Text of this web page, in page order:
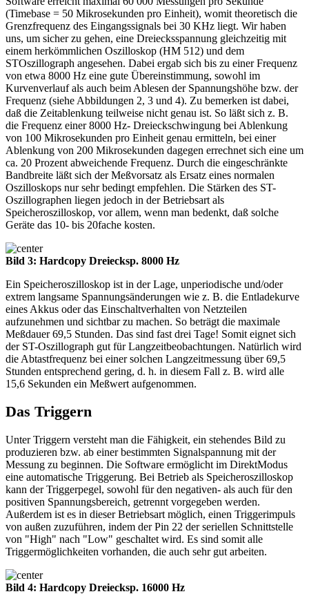
(Timebase = 50 Mikrosekunden pro Einheit), womit theoretisch die
Grenzfrequenz des Eingangssignals bei 30 KHz liegt. Wir haben
uns, um sicher zu gehen, eine Dreiecksspannung gleichzeitig mit
einem herkömmlichen Oszilloskop (HM 512) und dem
STOszillograph angesehen. Dabei ergab sich bis zu einer Frequenz
von etwa 8000 Hz eine gute Übereinstimmung, sowohl im
Kurvenverlauf als auch beim Ablesen der Spannungshöhe bzw. der
Frequenz (siehe Abbildungen 2, 3 und 4). Zu bemerken ist dabei,
daß die Zeitablenkung teilweise nicht genau ist. So läßt sich z. B.
die Frequenz einer 8000 Hz- Dreieckschwingung bei Ablenkung
von 100 Mikrosekunden pro Einheit genau ermitteln, bei einer
Ablenkung von 200 Mikrosekunden dagegen errechnet sich eine um
ca. 20 Prozent abweichende Frequenz. Durch die eingeschränkte
Bandbreite läßt sich der Meßvorsatz als Ersatz eines normalen
Oszilloskops nur sehr bedingt empfehlen. Die Stärken des ST-
Oszillographen liegen jedoch in der Betriebsart als
Speicheroszilloskop, vor allem, wenn man bedenkt, daß solche
Geräte das 10- bis 20fache kosten.
Bild 3: Hardcopy Dreiecksp. 8000 Hz
Ein Speicheroszilloskop ist in der Lage, unperiodische und/oder
extrem langsame Spannungsänderungen wie z. B. die Entladekurve
eines Akkus oder das Einschaltverhalten von Netzteilen
aufzunehmen und sichtbar zu machen. So beträgt die maximale
Meßdauer 69,5 Stunden. Das sind fast drei Tage! Somit eignet sich
der ST-Oszillograph gut für Langzeitbeobachtungen. Natürlich wird
die Abtastfrequenz bei einer solchen Langzeitmessung über 69,5
Stunden entsprechend gering, d. h. in diesem Fall z. B. wird alle
15,6 Sekunden ein Meßwert aufgenommen.
Das Triggern
Unter Triggern versteht man die Fähigkeit, ein stehendes Bild zu
produzieren bzw. ab einer bestimmten Signalspannung mit der
Messung zu beginnen. Die Software ermöglicht im DirektModus
eine automatische Triggerung. Bei Betrieb als Speicheroszilloskop
kann der Triggerpegel, sowohl für den negativen- als auch für den
positiven Spannungsbereich, getrennt vorgegeben werden.
Außerdem ist es in dieser Betriebsart möglich, einen Triggerimpuls
von außen zuzuführen, indem der Pin 22 der seriellen Schnittstelle
von "High" nach "Low" geschaltet wird. Es sind somit alle
Triggermöglichkeiten vorhanden, die auch sehr gut arbeiten.
Bild 4: Hardcopy Dreiecksp. 16000 Hz